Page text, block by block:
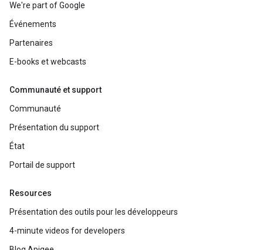
We're part of Google
Événements
Partenaires
E-books et webcasts
Communauté et support
Communauté
Présentation du support
État
Portail de support
Resources
Présentation des outils pour les développeurs
4-minute videos for developers